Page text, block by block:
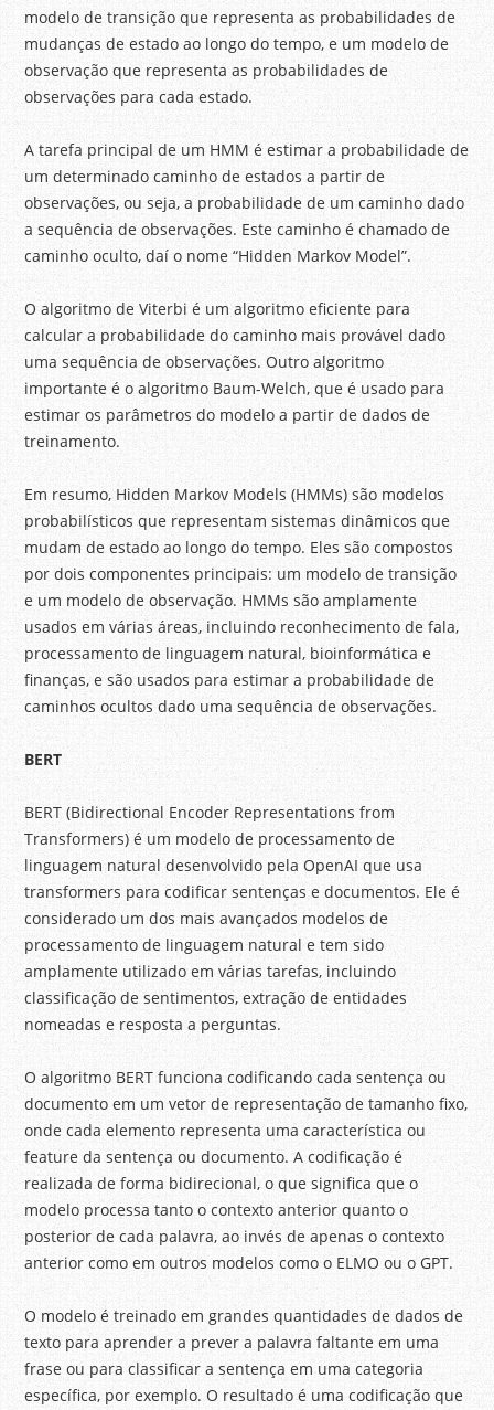
modelo de transição que representa as probabilidades de
mudanças de estado ao longo do tempo, e um modelo de
observação que representa as probabilidades de
observações para cada estado.
A tarefa principal de um HMM é estimar a probabilidade de
um determinado caminho de estados a partir de
observações, ou seja, a probabilidade de um caminho dado
a sequência de observações. Este caminho é chamado de
caminho oculto, daí o nome “Hidden Markov Model”.
O algoritmo de Viterbi é um algoritmo eficiente para
calcular a probabilidade do caminho mais provável dado
uma sequência de observações. Outro algoritmo
importante é o algoritmo Baum-Welch, que é usado para
estimar os parâmetros do modelo a partir de dados de
treinamento.
Em resumo, Hidden Markov Models (HMMs) são modelos
probabilísticos que representam sistemas dinâmicos que
mudam de estado ao longo do tempo. Eles são compostos
por dois componentes principais: um modelo de transição
e um modelo de observação. HMMs são amplamente
usados em várias áreas, incluindo reconhecimento de fala,
processamento de linguagem natural, bioinformática e
finanças, e são usados para estimar a probabilidade de
caminhos ocultos dado uma sequência de observações.
BERT
BERT (Bidirectional Encoder Representations from
Transformers) é um modelo de processamento de
linguagem natural desenvolvido pela OpenAI que usa
transformers para codificar sentenças e documentos. Ele é
considerado um dos mais avançados modelos de
processamento de linguagem natural e tem sido
amplamente utilizado em várias tarefas, incluindo
classificação de sentimentos, extração de entidades
nomeadas e resposta a perguntas.
O algoritmo BERT funciona codificando cada sentença ou
documento em um vetor de representação de tamanho fixo,
onde cada elemento representa uma característica ou
feature da sentença ou documento. A codificação é
realizada de forma bidirecional, o que significa que o
modelo processa tanto o contexto anterior quanto o
posterior de cada palavra, ao invés de apenas o contexto
anterior como em outros modelos como o ELMO ou o GPT.
O modelo é treinado em grandes quantidades de dados de
texto para aprender a prever a palavra faltante em uma
frase ou para classificar a sentença em uma categoria
específica, por exemplo. O resultado é uma codificação que